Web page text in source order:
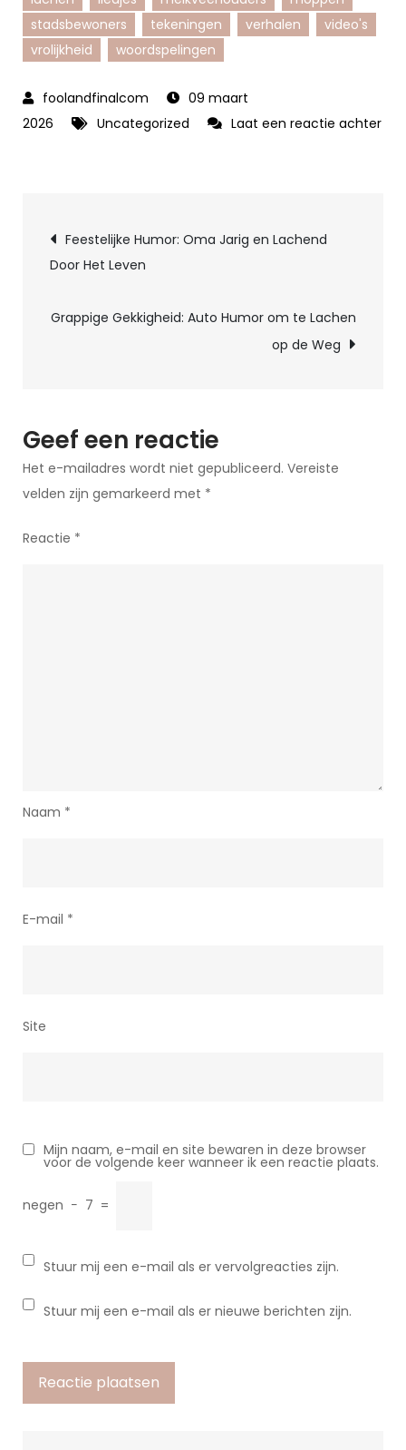
stadsbewoners
tekeningen verhalen
video's
vrolijkheid
woordspelingen
09 maart
2026
Uncategorized
Laat een reactie achter
Wereld
Humor:
op
de
Boerderij
Berichtnavigatie
Feestelijke Humor: Oma Jarig en Lachend
Door Het Leven
Grappige Gekkigheid: Auto Humor om te Lachen
op de Weg
Geef een reactie
Het e-mailadres wordt niet gepubliceerd. Vereiste
velden zijn gemarkeerd met *
Reactie *
Naam *
E-mail *
Site
Mijn naam, e-mail en site bewaren in deze browser
voor de volgende keer wanneer ik een reactie plaats.
negen − 7 =
Stuur mij een e-mail als er vervolgreacties zijn.
Stuur mij een e-mail als er nieuwe berichten zijn.